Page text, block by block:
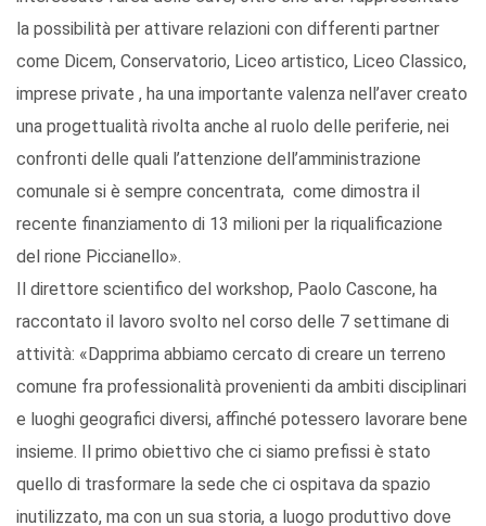
la possibilità per attivare relazioni con differenti partner
come Dicem, Conservatorio, Liceo artistico, Liceo Classico,
imprese private , ha una importante valenza nell’aver creato
una progettualità rivolta anche al ruolo delle periferie, nei
confronti delle quali l’attenzione dell’amministrazione
comunale si è sempre concentrata, come dimostra il
recente finanziamento di 13 milioni per la riqualificazione
del rione Piccianello».
Il direttore scientifico del workshop, Paolo Cascone, ha
raccontato il lavoro svolto nel corso delle 7 settimane di
attività: «Dapprima abbiamo cercato di creare un terreno
comune fra professionalità provenienti da ambiti disciplinari
e luoghi geografici diversi, affinché potessero lavorare bene
insieme. Il primo obiettivo che ci siamo prefissi è stato
quello di trasformare la sede che ci ospitava da spazio
inutilizzato, ma con un sua storia, a luogo produttivo dove